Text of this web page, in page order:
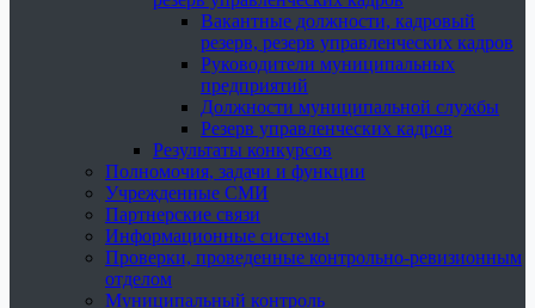
Вакантные должности, кадровый
резерв, резерв управленческих кадров
Руководители муниципальных
предприятий
Должности муниципальной службы
Резерв управленческих кадров
Результаты конкурсов
Полномочия, задачи и функции
Учрежденные СМИ
Партнерские связи
Информационные системы
Проверки, проведенные контрольно-ревизионным
отделом
Муниципальный контроль